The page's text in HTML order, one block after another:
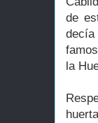
de
decía
la